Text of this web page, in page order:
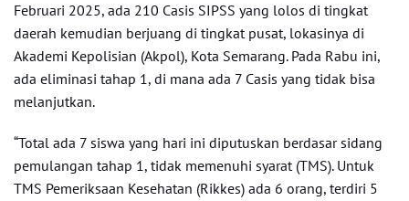
Februari 2025, ada 210 Casis SIPSS yang lolos di tingkat
daerah kemudian berjuang di tingkat pusat, lokasinya di
Akademi Kepolisian (Akpol), Kota Semarang. Pada Rabu ini,
ada eliminasi tahap 1, di mana ada 7 Casis yang tidak bisa
melanjutkan.
“Total ada 7 siswa yang hari ini diputuskan berdasar sidang
pemulangan tahap 1, tidak memenuhi syarat (TMS). Untuk
TMS Pemeriksaan Kesehatan (Rikkes) ada 6 orang, terdiri 5